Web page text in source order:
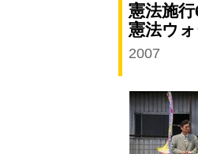
憲法施
憲法ウ
2007